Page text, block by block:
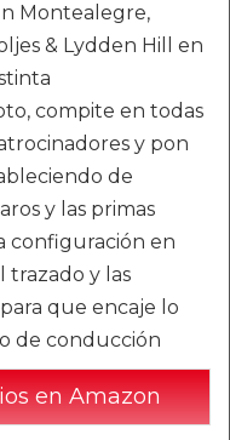
Montealegre,
& Lydden Hill en
compite en todas
y pon
de
y las primas
configuración en
y las
que encaje lo
de conducción
en Amazon